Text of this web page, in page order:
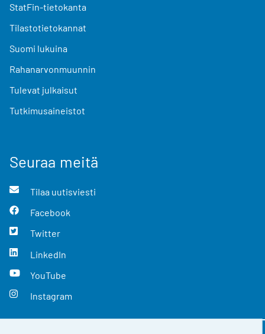
StatFin-tietokanta
Tilastotietokannat
Suomi lukuina
Rahanarvonmuunnin
Tulevat julkaisut
Tutkimusaineistot
Seuraa meitä
Tilaa uutisviesti
Facebook
Twitter
LinkedIn
YouTube
Instagram